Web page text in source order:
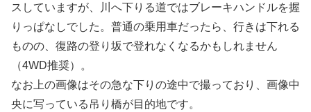
スしていますが、川へ下りる道ではブレーキハンドルを握
りっぱなしでした。普通の乗用車だったら、行きは下れる
ものの、復路の登り坂で登れなくなるかもしれません
（4WD推奨）。
なお上の画像はその急な下りの途中で撮っており、画像中
央に写っている吊り橋が目的地です。